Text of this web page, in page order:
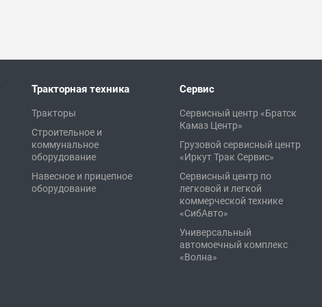
Тракторная техника
Тракторы
Строительное и
коммунальное
оборудование
Навесное и прицепное
оборудование
Сервис
Сервисный центр «Братск
Камаз Центр»
Грузовой сервисный центр
«Иркут Трак Сервис»
Сервисный центр по
легковой и легкой
коммерческой технике
«СибАвто»
Универсальный
автомоечный комплекс
«Волна»